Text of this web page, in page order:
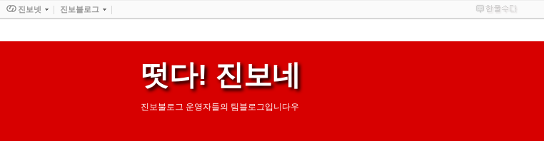
떳다! 진보네
진보불로그 운영자들의 팀블로그입니다우
진보넷 진보블로그